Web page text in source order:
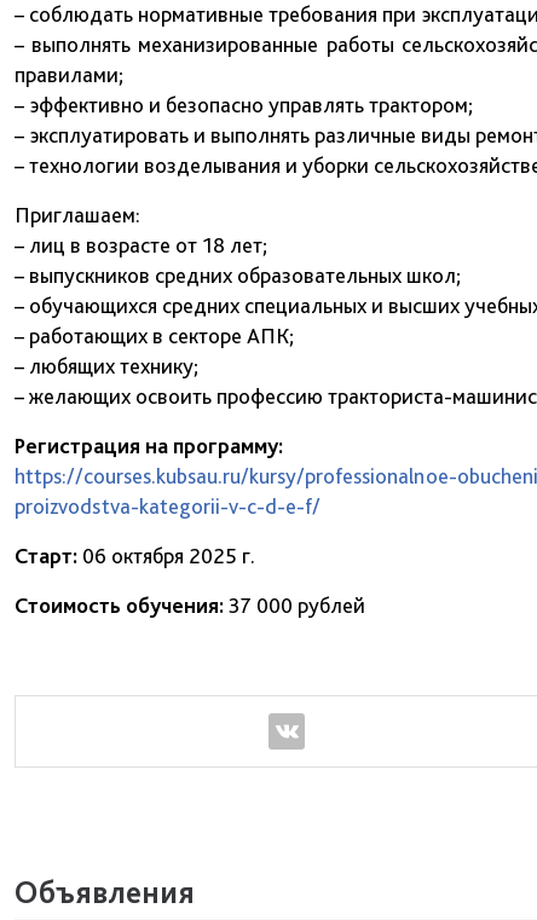
– соблюдать нормативные требования при
– выполнять механизированные работы
правилами;
– эффективно и безопасно управлять трактором;
– эксплуатировать и выполнять различные виды
– технологии возделывания и уборки
Приглашаем:
– лиц в возрасте от 18 лет;
– выпускников средних образовательных школ;
– обучающихся средних специальных и высших
– работающих в секторе АПК;
– любящих технику;
– желающих освоить профессию тракториста-
Регистрация на программу:
https://courses.kubsau.ru/kursy/professionalnoe-
proizvodstva-kategorii-v-c-d-e-f/
Старт: 06 октября 2025 г.
Стоимость обучения:37 000 рублей
Объявления